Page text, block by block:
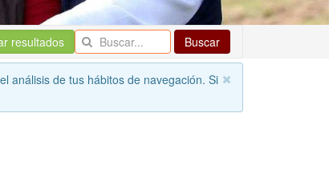
resultados Buscar
análisis de tus hábitos de navegación. Si